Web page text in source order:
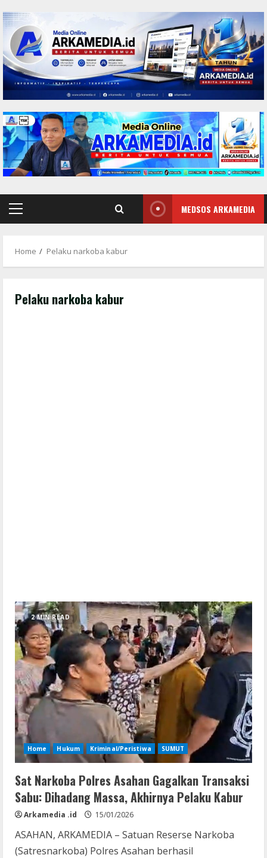
to
content
Primary
MEDSOS ARKAMEDIA
Home Pelaku narkoba kabur
Pelaku narkoba kabur
2 MIN READ
Home Hukum Kriminal/Peristiwa SUMUT
Sat Narkoba Polres Asahan Gagalkan Transaksi
Sabu: Dihadang Massa, Akhirnya Pelaku Kabur
Arkamedia .id 15/01/2026
ASAHAN, ARKAMEDIA – Satuan Reserse Narkoba
(Satresnarkoba) Polres Asahan berhasil